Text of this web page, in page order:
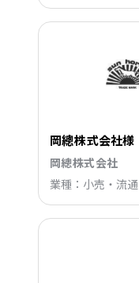
岡總株式会社様
岡總株式会社
業種：小売・流通